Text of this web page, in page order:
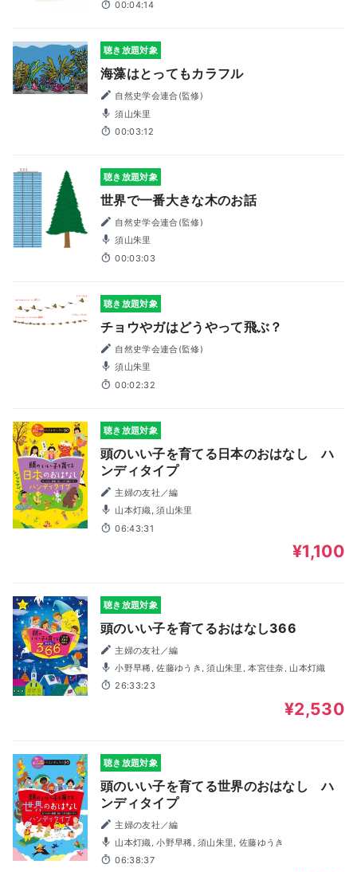
00:04:14
聴き放題対象
海藻はとってもカラフル
自然史学会連合(監修)
須山朱里
00:03:12
聴き放題対象
世界で一番大きな木のお話
自然史学会連合(監修)
須山朱里
00:03:03
聴き放題対象
チョウやガはどうやって飛ぶ？
自然史学会連合(監修)
須山朱里
00:02:32
聴き放題対象
頭のいい子を育てる日本のおはなし ハ
ンディタイプ
主婦の友社／編
山本灯織, 須山朱里
06:43:31
¥1,100
聴き放題対象
頭のいい子を育てるおはなし366
主婦の友社／編
小野早稀, 佐藤ゆうき, 須山朱里, 本宮佳奈, 山本灯織
26:33:23
¥2,530
聴き放題対象
頭のいい子を育てる世界のおはなし ハ
ンディタイプ
主婦の友社／編
山本灯織, 小野早稀, 須山朱里, 佐藤ゆうき
06:38:37